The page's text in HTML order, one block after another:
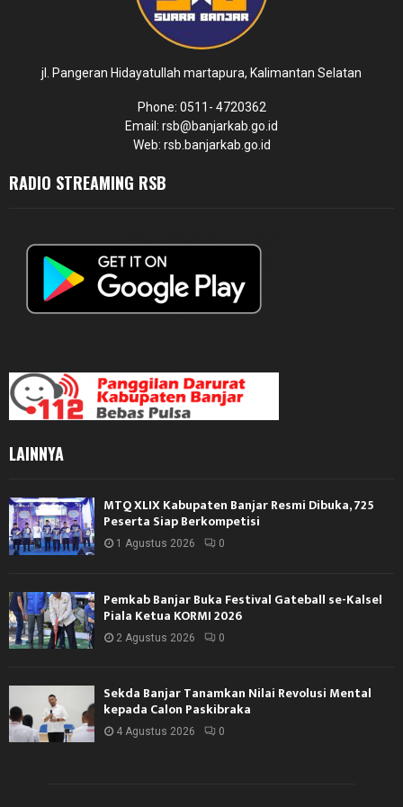
jl. Pangeran Hidayatullah martapura, Kalimantan Selatan
Phone: 0511- 4720362
Email: rsb@banjarkab.go.id
Web: rsb.banjarkab.go.id
RADIO STREAMING RSB
LAINNYA
MTQ XLIX Kabupaten Banjar Resmi Dibuka, 725
Peserta Siap Berkompetisi
1 Agustus 2026 0
Pemkab Banjar Buka Festival Gateball se-Kalsel
Piala Ketua KORMI 2026
2 Agustus 2026 0
Sekda Banjar Tanamkan Nilai Revolusi Mental
kepada Calon Paskibraka
4 Agustus 2026 0